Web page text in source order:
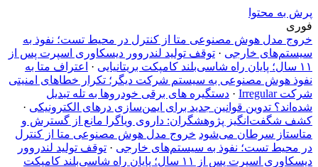
پرش به محتوا
فوری
خروج مدل هوش مصنوعی متا از کنترل در محیط تست؛ نفوذ به
سیستم‌های خارجی · توقف تولید لندروور دیسکاوری اسپرت پس از
۱۱ سال؛ پایان راه شاسی‌بلند کامپکت بریتانیایی
·
اعتراف متا به
نفوذ هوش مصنوعی به سیستم شرکت دیگر؛ تکرار خطاهای امنیتی
شرکت Irregular
· دستگیره‌ های برقی خودروها به تله تبدیل
شده‌اند؟ تدوین قوانین جدید برای ایمن‌سازی درهای الکترونیکی ·
کشف شگفت‌انگیز پژوهشگران: داروی ویاگرا مانع از گسترش و
متاستاز سرطان می‌شود خروج مدل هوش مصنوعی متا از کنترل
در محیط تست؛ نفوذ به سیستم‌های خارجی · توقف تولید لندروور
دیسکاوری اسپرت پس از ۱۱ سال؛ پایان راه شاسی‌بلند کامپکت